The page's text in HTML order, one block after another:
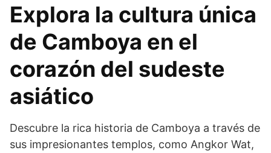
Explora la cultura única
de Camboya en el
corazón del sudeste
asiático
Descubre la rica historia de Camboya a través de
sus impresionantes templos, como Angkor Wat,